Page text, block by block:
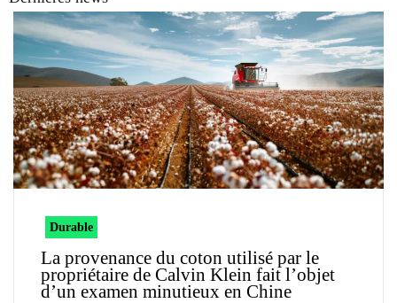
Durable
La provenance du coton utilisé par le
propriétaire de Calvin Klein fait l’objet
d’un examen minutieux en Chine